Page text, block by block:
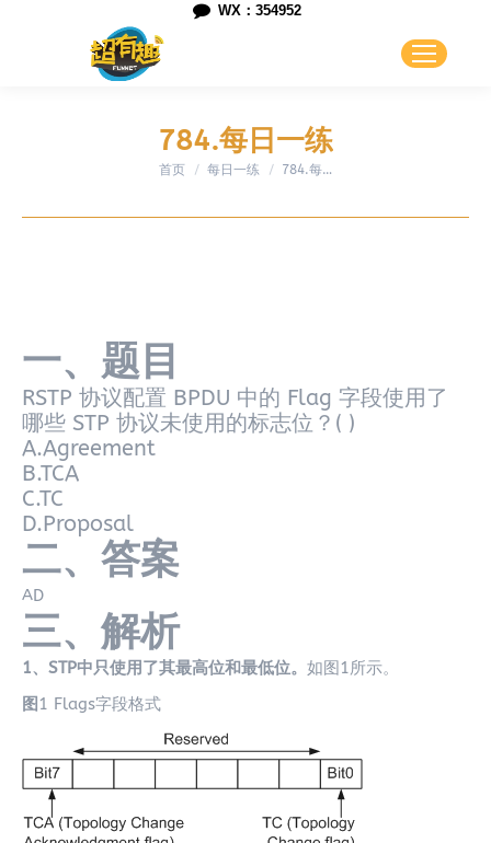
WX：354952
784.每日一练
您在这里：
首页 每日一练 784.每…
一、题目
RSTP 协议配置 BPDU 中的 Flag 字段使用了
哪些 STP 协议未使用的标志位？( )
A.Agreement
B.TCA
C.TC
D.Proposal
二、答案
AD
三、解析
1、STP中只使用了其最高位和最低位。 如图1所示。
图1 Flags字段格式